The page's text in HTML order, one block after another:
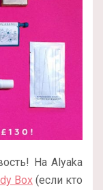
На Alyaka
Box (если кто